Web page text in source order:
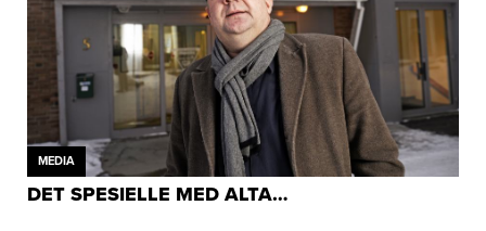
MEDIA
DET SPESIELLE MED ALTA…